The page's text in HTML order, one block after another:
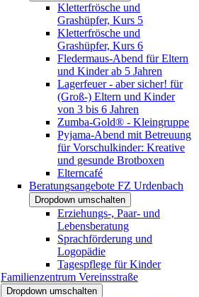
Kletterfrösche und
Grashüpfer, Kurs 5
Kletterfrösche und
Grashüpfer, Kurs 6
Fledermaus-Abend für Eltern
und Kinder ab 5 Jahren
Lagerfeuer - aber sicher! für
(Groß-) Eltern und Kinder
von 3 bis 6 Jahren
Zumba-Gold® - Kleingruppe
Pyjama-Abend mit Betreuung
für Vorschulkinder: Kreative
und gesunde Brotboxen
Elterncafé
Beratungsangebote FZ Urdenbach
Dropdown umschalten
Erziehungs-, Paar- und
Lebensberatung
Sprachförderung und
Logopädie
Tagespflege für Kinder
Familienzentrum Vereinsstraße
Dropdown umschalten